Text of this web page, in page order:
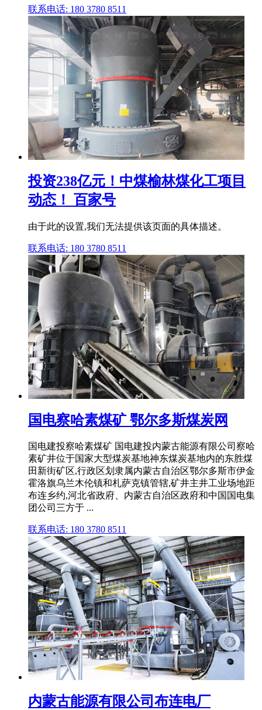
联系电话: 180 3780 8511
投资238亿元！中煤榆林煤化工项目
动态！ 百家号
由于此的设置,我们无法提供该页面的具体描述。
联系电话: 180 3780 8511
国电察哈素煤矿 鄂尔多斯煤炭网
国电建投察哈素煤矿 国电建投内蒙古能源有限公司察哈
素矿井位于国家大型煤炭基地神东煤炭基地内的东胜煤
田新街矿区,行政区划隶属内蒙古自治区鄂尔多斯市伊金
霍洛旗乌兰木伦镇和札萨克镇管辖,矿井主井工业场地距
布连乡约,河北省政府、内蒙古自治区政府和中国国电集
团公司三方于 ...
联系电话: 180 3780 8511
内蒙古能源有限公司布连电厂